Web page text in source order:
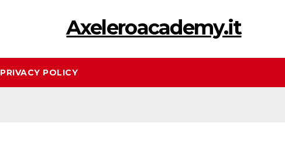
Axeleroacademy.it
PRIVACY POLICY